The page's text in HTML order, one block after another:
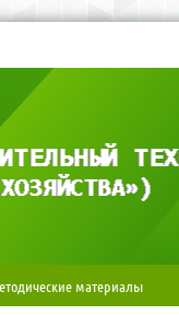
материалы